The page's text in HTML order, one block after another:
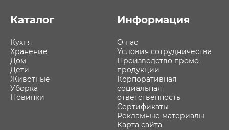
Каталог
Кухня
Хранение
Дом
Дети
Животные
Уборка
Новинки
Информация
О нас
Условия сотрудничества
Производство промо-
продукции
Корпоративная
социальная
ответственность
Сертификаты
Рекламные материалы
Карта сайта